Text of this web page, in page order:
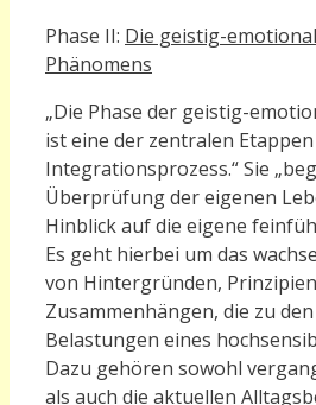
Phase II: Die geistig-
Phänomens
„Die Phase der geistig-
ist eine der zentralen
Integrationsprozess.“ Sie
Überprüfung der eigenen
Hinblick auf die eigene
Es geht hierbei um das
von Hintergründen,
Zusammenhängen, die zu
Belastungen eines
Dazu gehören sowohl
als auch die aktuellen